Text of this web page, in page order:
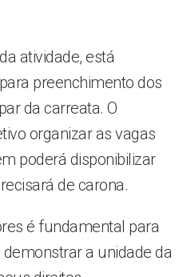
atividade, está
preenchimento dos
da carreata. O
organizar as vagas
poderá disponibilizar
de carona.
é fundamental para
a unidade da